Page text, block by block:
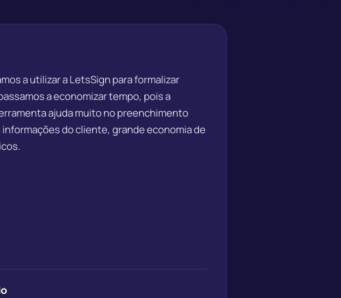
a utilizar a LetsSign para formalizar
a economizar tempo, pois a
ajuda muito no preenchimento
do cliente, grande economia de